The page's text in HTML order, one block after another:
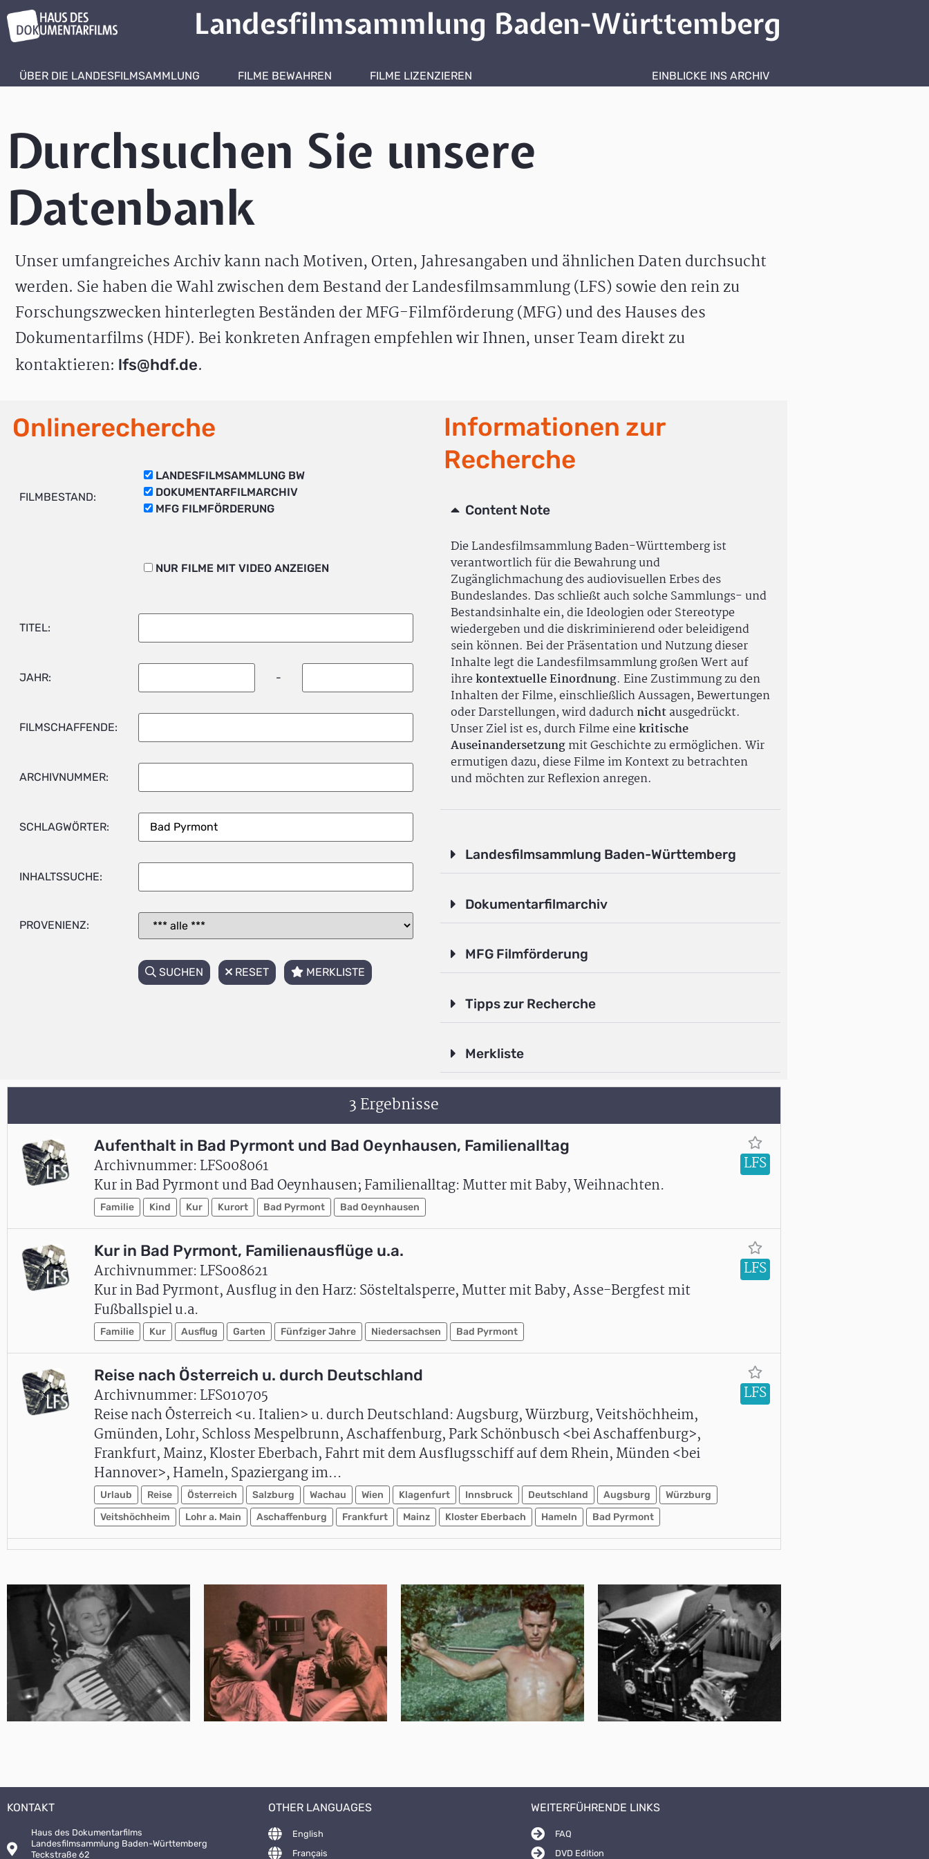
Landesfilmsammlung Baden-Württemberg
ÜBER DIE LANDESFILMSAMMLUNG FILME BEWAHREN FILME LIZENZIEREN EINBLICKE INS ARCHIV
Durchsuchen Sie unsere
Datenbank
Unser umfangreiches Archiv kann nach Motiven, Orten, Jahresangaben und ähnlichen Daten durchsucht
werden. Sie haben die Wahl zwischen dem Bestand der Landesfilmsammlung (LFS) sowie den rein zu
Forschungszwecken hinterlegten Beständen der MFG-Filmförderung (MFG) und des Hauses des
Dokumentarfilms (HDF). Bei konkreten Anfragen empfehlen wir Ihnen, unser Team direkt zu
kontaktieren: lfs@hdf.de.
Onlinerecherche
FILMBESTAND:
LANDESFILMSAMMLUNG BW
DOKUMENTARFILMARCHIV
MFG FILMFÖRDERUNG
NUR FILME MIT VIDEO ANZEIGEN
TITEL:
JAHR: -
FILMSCHAFFENDE:
ARCHIVNUMMER:
SCHLAGWÖRTER:
INHALTSSUCHE:
PROVENIENZ:
SUCHEN RESET MERKLISTE
Informationen zur
Recherche
Content Note
Die Landesfilmsammlung Baden-Württemberg ist
verantwortlich für die Bewahrung und
Zugänglichmachung des audiovisuellen Erbes des
Bundeslandes. Das schließt auch solche Sammlungs- und
Bestandsinhalte ein, die Ideologien oder Stereotype
wiedergeben und die diskriminierend oder beleidigend
sein können. Bei der Präsentation und Nutzung dieser
Inhalte legt die Landesfilmsammlung großen Wert auf
ihrekontextuelle Einordnung. Eine Zustimmung zu den
Inhalten der Filme, einschließlich Aussagen, Bewertungen
oder Darstellungen, wird dadurchnichtausgedrückt.
Unser Ziel ist es, durch Filme einekritische
Auseinandersetzungmit Geschichte zu ermöglichen. Wir
ermutigen dazu, diese Filme im Kontext zu betrachten
und möchten zur Reflexion anregen.
Landesfilmsammlung Baden-Württemberg
Dokumentarfilmarchiv
MFG Filmförderung
Tipps zur Recherche
Merkliste
3 Ergebnisse
Aufenthalt in Bad Pyrmont und Bad Oeynhausen, Familienalltag
Archivnummer: LFS008061
Kur in Bad Pyrmont und Bad Oeynhausen; Familienalltag: Mutter mit Baby, Weihnachten.
Familie Kind Kur Kurort Bad Pyrmont Bad Oeynhausen
LFS
Kur in Bad Pyrmont, Familienausflüge u.a.
Archivnummer: LFS008621
Kur in Bad Pyrmont, Ausflug in den Harz: Sösteltalsperre, Mutter mit Baby, Asse-Bergfest mit
Fußballspiel u.a.
Familie Kur Ausflug Garten Fünfziger Jahre Niedersachsen Bad Pyrmont
LFS
Reise nach Österreich u. durch Deutschland
Archivnummer: LFS010705
Reise nach Österreich <u. Italien> u. durch Deutschland: Augsburg, Würzburg, Veitshöchheim,
Gmünden, Lohr, Schloss Mespelbrunn, Aschaffenburg, Park Schönbusch <bei Aschaffenburg>,
Frankfurt, Mainz, Kloster Eberbach, Fahrt mit dem Ausflugsschiff auf dem Rhein, Münden <bei
Hannover>, Hameln, Spaziergang im…
Urlaub Reise Österreich Salzburg Wachau Wien Klagenfurt Innsbruck Deutschland Augsburg
Würzburg
Veitshöchheim
Lohr a. Main Aschaffenburg Frankfurt Mainz Kloster Eberbach Hameln Bad Pyrmont
LFS
KONTAKT
Haus des Dokumentarfilms
Landesfilmsammlung Baden-Württemberg
Teckstraße 62
OTHER LANGUAGES
English
Français
WEITERFÜHRENDE LINKS
FAQ
DVD Edition